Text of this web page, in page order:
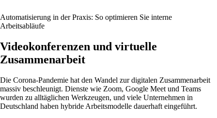
Automatisierung in der Praxis: So optimieren Sie interne
Arbeitsabläufe
Videokonferenzen und virtuelle
Zusammenarbeit
Die Corona-Pandemie hat den Wandel zur digitalen Zusammenarbeit
massiv beschleunigt. Dienste wie Zoom, Google Meet und Teams
wurden zu alltäglichen Werkzeugen, und viele Unternehmen in
Deutschland haben hybride Arbeitsmodelle dauerhaft eingeführt.